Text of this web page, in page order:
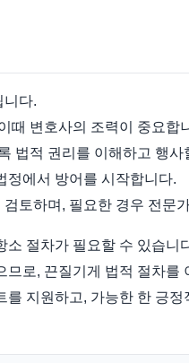
니다.
때 변호사의 조력이 중요합
법적 권리를 이해하고 행사
정에서 방어를 시작합니다.
토하며, 필요한 경우 전문
소 절차가 필요할 수 있습니
로, 끈질기게 법적 절차를
지원하고, 가능한 한 긍